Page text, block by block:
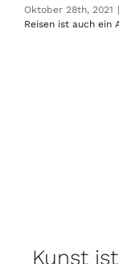
Oktober 28th, 2021 |
Reisen ist auch ein
Kunst